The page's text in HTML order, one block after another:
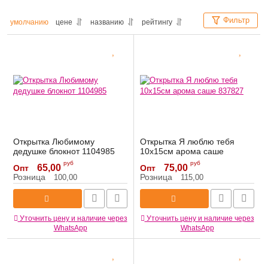
умолчанию цене названию рейтингу Фильтр
Открытка Любимому
дедушке блокнот 1104985
Артикул: 1104985
Опт 65,00 руб
Розница 100,00
Уточнить цену и наличие через
WhatsApp
Открытка Я люблю тебя
10х15см арома саше
Артикул: 837827
Опт 75,00 руб
Розница 115,00
Уточнить цену и наличие через
WhatsApp